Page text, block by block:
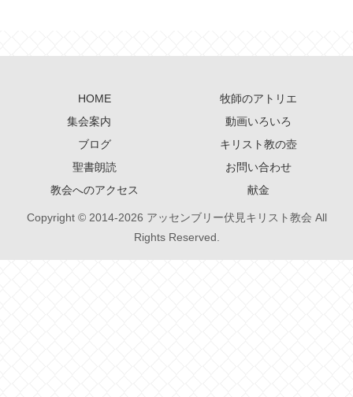
HOME
牧師のアトリエ
集会案内
動画いろいろ
ブログ
キリスト教の壺
聖書朗読
お問い合わせ
教会へのアクセス
献金
Copyright © 2014-2026 アッセンブリー伏見キリスト教会 All
Rights Reserved.